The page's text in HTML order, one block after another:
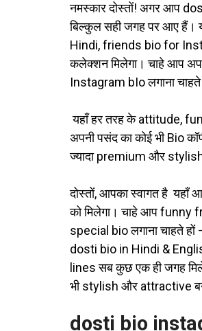
नमस्कार दोस्तों! अगर आप
बिल्कुल सही जगह पर आए
Hindi, friends bio for
कलेक्शन मिलेगा। चाहे आप
Instagram bIo लगाना चाहते
यहाँ हर तरह के attitude,
अपनी पसंद का कोई भी Bio
ज्यादा premium और
दोस्तों, आपका स्वागत है यहाँ
को मिलेगा। चाहे आप funny
special bio लगाना चाहते
dosti bio in Hindi &
lines सब कुछ एक ही जगह
भी stylish और attractive
dosti bio